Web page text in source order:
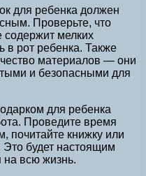
для ребенка должен
Проверьте, что
содержит мелких
в рот ребенка. Также
материалов — они
и безопасными для
для ребенка
Проведите время
почитайте книжку или
будет настоящим
на всю жизнь.